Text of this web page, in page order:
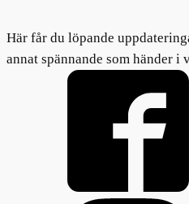
Här får du löpande
annat spännande som händer i